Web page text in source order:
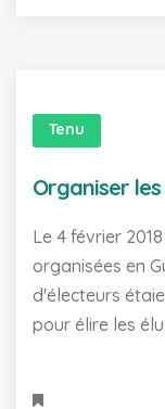
Tenu
Organiser
Le 4 février
organisées en
d'électeurs
pour élire les